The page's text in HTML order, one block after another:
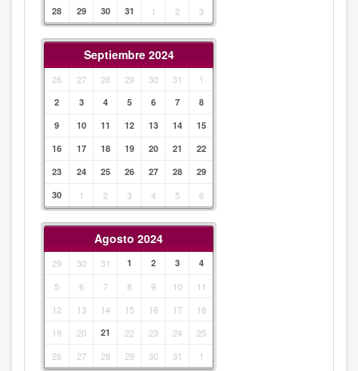
28
29 30 31 1 2 3
Septiembre 2024
26 27 28 29 30 31 1
2 3 4 5 6 7
8
9
10 11 12 13 14
15
16
17 18 19 20 21
22
23
24 25 26 27 28
29
30
1 2 3 4 5 6
Agosto 2024
29 30 31 1 2 3 4
5 6 7 8 9 10
11
12
13 14 15 16 17
18
19
20 21 22 23 24
25
26
27 28 29 30 31 1